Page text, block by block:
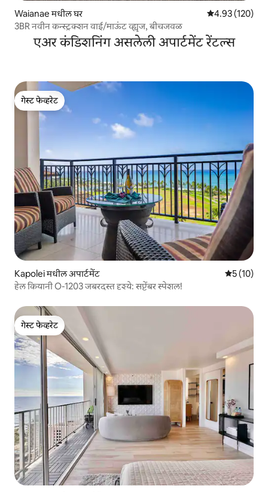
Waianae मधील घर 5 पैकी 4.93
4.93 (120)
3BR नवीन कन्स्ट्रक्शन वाई/माऊंट व्ह्यूज, बीचजवळ
एअर कंडिशनिंग असलेली अपार्टमेंट रेंटल्स
गेस्ट फेव्हरेट
गेस्ट फेव्हरेट
Kapolei मधील अपार्टमेंट 5 पैकी 5
5 (10)
हेल कियानी O-1203 जबरदस्त दृश्ये: सप्टेंबर स्पेशल!
गेस्ट फेव्हरेट
गेस्ट फेव्हरेट